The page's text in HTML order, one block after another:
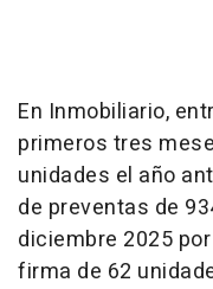
En Inmobiliario,
primeros tres
unidades el año
de preventas de
diciembre 2025
firma de 62